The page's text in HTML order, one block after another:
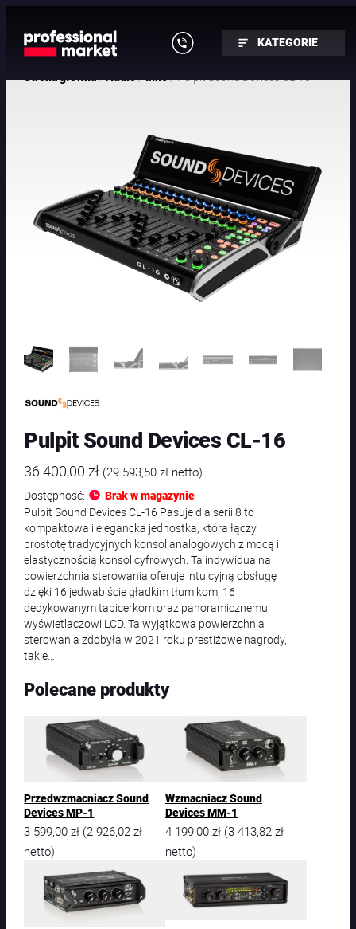
KATEGORIE
/ / / Pulpit Sound Devices CL-16
Pulpit Sound Devices CL-16
36 400,00 zł (29 593,50zł netto)
Dostępność:
Brak w magazynie
Pulpit Sound Devices CL-16 Pasuje dla serii 8 to
kompaktowa i elegancka jednostka, która łączy
prostotę tradycyjnych konsol analogowych z mocą i
elastycznością konsol cyfrowych. Ta indywidualna
powierzchnia sterowania oferuje intuicyjną obsługę
dzięki 16 jedwabiście gładkim tłumikom, 16
dedykowanym tapicerkom oraz panoramicznemu
wyświetlaczowi LCD. Ta wyjątkowa powierzchnia
sterowania zdobyła w 2021 roku prestiżowe nagrody,
takie…
Polecane produkty
Przedwzmacniacz Sound
Devices MP-1
3 599,00zł (2 926,02zł
netto)
Wzmacniacz Sound
Devices MM-1
4 199,00 zł (3 413,82 zł
netto)